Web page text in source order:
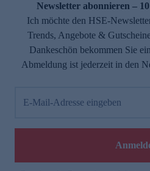
Newsletter abonnieren –
Ich möchte den HSE-
Trends, Angebote &
Dankeschön bekommen Sie
Abmeldung ist jederzeit in den
E-Mail-Adresse eingeben